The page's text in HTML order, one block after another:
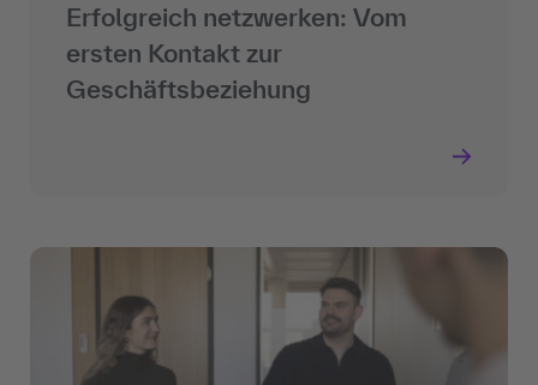
Erfolgreich netzwerken: Vom
ersten Kontakt zur
Geschäftsbeziehung